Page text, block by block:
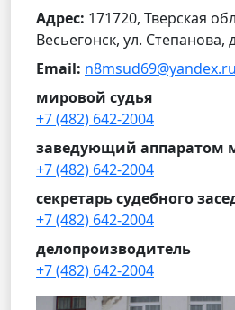
Адрес: 171720, Тверская
Весьегонск, ул. Степанова,
Email: n8msud69@yandex.ru
мировой судья
+7 (482) 642-2004
заведующий аппаратом
+7 (482) 642-2004
секретарь судебного
+7 (482) 642-2004
делопроизводитель
+7 (482) 642-2004